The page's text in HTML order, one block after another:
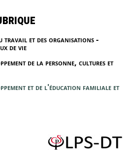
travail et des organisations -
de vie
de la personne, cultures et
et de l'éducation familiale et